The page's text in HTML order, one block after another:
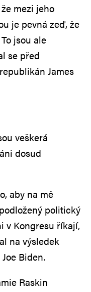
mezi jeho
je pevná zeď, že
jsou ale
se před
James
veškerá
dosud
aby na mě
politický
v Kongresu říkají,
na výsledek
Biden.
Raskin